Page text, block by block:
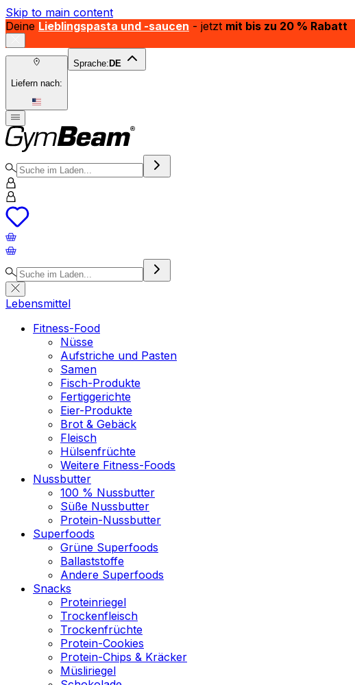
Skip to main content
Deine Lieblingspasta und -saucen - jetzt mit bis zu 20 % Rabatt
Liefern nach:
Sprache: DE
Lebensmittel
Fitness-Food
Nüsse
Aufstriche und Pasten
Samen
Fisch-Produkte
Fertiggerichte
Eier-Produkte
Brot & Gebäck
Fleisch
Hülsenfrüchte
Weitere Fitness-Foods
Nussbutter
100 % Nussbutter
Süße Nussbutter
Protein-Nussbutter
Superfoods
Grüne Superfoods
Ballaststoffe
Andere Superfoods
Snacks
Proteinriegel
Trockenfleisch
Trockenfrüchte
Protein-Cookies
Protein-Chips & Kräcker
Müsliriegel